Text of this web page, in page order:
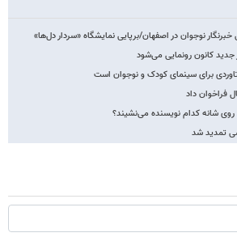
خبرنگار نوجوان در اصفهان/برپایی نمایشگاه «سردار دل‌ها»
جدید کانون رونمایی می‌شود
برای سینمای کودک و نوجوان است
فراخوان داد
شانه کدام نویسنده می‌نشیند؟
تمدید شد